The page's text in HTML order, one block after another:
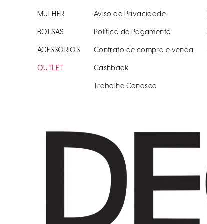
MULHER
BOLSAS
ACESSÓRIOS
OUTLET
Aviso de Privacidade
Política de Pagamento
Contrato de compra e venda
Cashback
Trabalhe Conosco